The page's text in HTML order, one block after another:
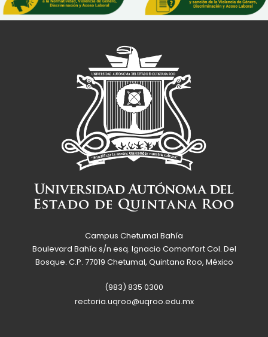
Campus Chetumal Bahía
Boulevard Bahía s/n esq. Ignacio Comonfort Col. Del
Bosque. C.P. 77019 Chetumal, Quintana Roo, México
(983) 835 0300
rectoria.uqroo@uqroo.edu.mx